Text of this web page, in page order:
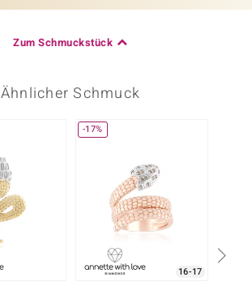
Zum Schmuckstück
Ähnlicher Schmuck
-17%
16-17